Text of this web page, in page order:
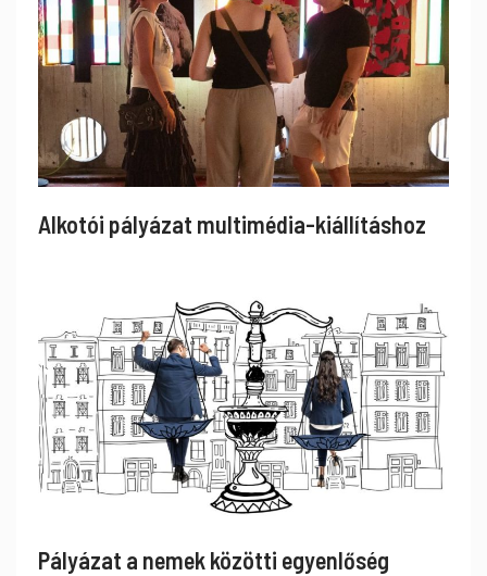
Alkotói pályázat multimédia-kiállításhoz
Pályázat a nemek közötti egyenlőség